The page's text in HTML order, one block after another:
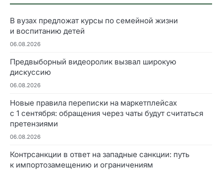
В вузах предложат курсы по семейной жизни
и воспитанию детей
06.08.2026
Предвыборный видеоролик вызвал широкую
дискуссию
06.08.2026
Новые правила переписки на маркетплейсах
с 1 сентября: обращения через чаты будут считаться
претензиями
06.08.2026
Контрсанкции в ответ на западные санкции: путь
к импортозамещению и ограничениям